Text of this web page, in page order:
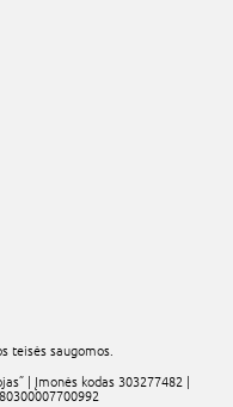
teisės saugomos.
| Įmonės kodas 303277482 |